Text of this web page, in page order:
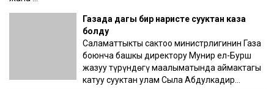
Газада дагы бир наристе сууктан каза
болду
Саламаттыкты сактоо министрлигинин Газа
боюнча башкы директору Мунир ел-Бурш
жазуу түрүндөгү маалыматында аймактагы
катуу сууктан улам Сыла Абдулкадир…